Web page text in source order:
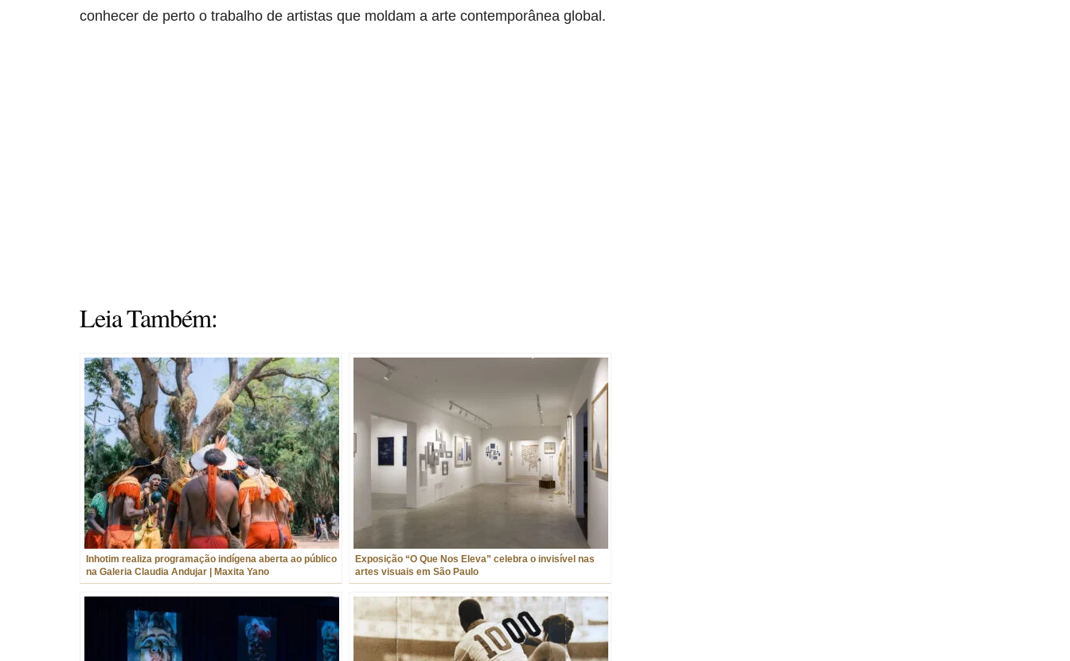
conhecer de perto o trabalho de artistas que moldam a arte contemporânea global.
Leia Também:
Inhotim realiza programação indígena aberta ao público
na Galeria Claudia Andujar | Maxita Yano
Exposição “O Que Nos Eleva” celebra o invisível nas
artes visuais em São Paulo